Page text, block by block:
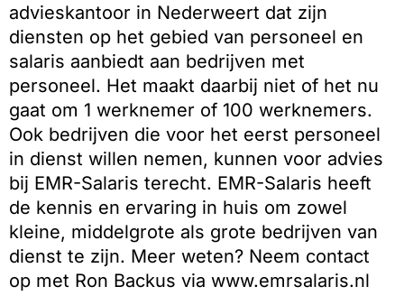
advieskantoor in Nederweert dat zijn
diensten op het gebied van personeel en
salaris aanbiedt aan bedrijven met
personeel. Het maakt daarbij niet of het nu
gaat om 1 werknemer of 100 werknemers.
Ook bedrijven die voor het eerst personeel
in dienst willen nemen, kunnen voor advies
bij EMR-Salaris terecht. EMR-Salaris heeft
de kennis en ervaring in huis om zowel
kleine, middelgrote als grote bedrijven van
dienst te zijn. Meer weten? Neem contact
op met Ron Backus via www.emrsalaris.nl